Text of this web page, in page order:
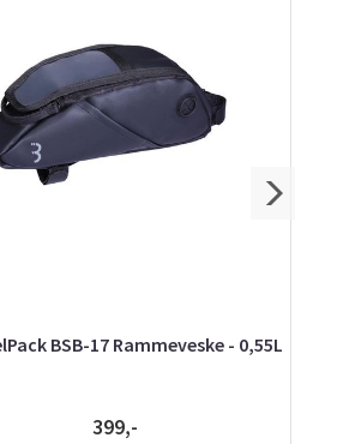
BSB-17 Rammeveske - 0,55L
399,-